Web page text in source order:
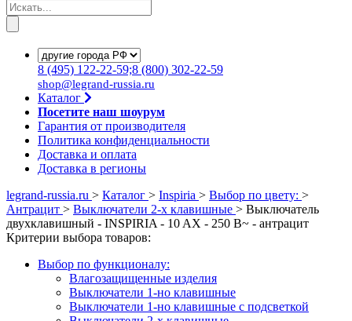
8 (495) 122-22-59;8 (800) 302-22-59
shop@legrand-russia.ru
Каталог
Посетите наш шоурум
Гарантия от производителя
Политика конфиденциальности
Доставка и оплата
Доставка в регионы
legrand-russia.ru > Каталог > Inspiria > Выбор по цвету: >
Антрацит > Выключатели 2-х клавишные > Выключатель
двухклавишный - INSPIRIA - 10 AX - 250 В~ - антрацит
Критерии выбора товаров:
Выбор по функционалу:
Влагозащищенные изделия
Выключатели 1-но клавишные
Выключатели 1-но клавишные с подсветкой